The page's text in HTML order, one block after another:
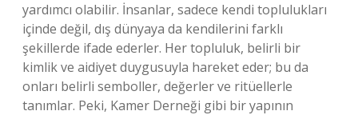
yardımcı olabilir. İnsanlar, sadece kendi toplulukları
içinde değil, dış dünyaya da kendilerini farklı
şekillerde ifade ederler. Her topluluk, belirli bir
kimlik ve aidiyet duygusuyla hareket eder; bu da
onları belirli semboller, değerler ve ritüellerle
tanımlar. Peki, Kamer Derneği gibi bir yapının